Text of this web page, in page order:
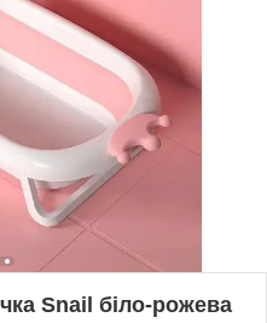
Snail біло-рожева